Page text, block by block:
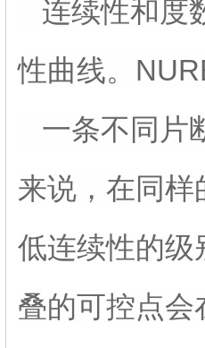
连续性和度
性曲线。
一条不同片
来说，在同
低连续性的级
叠的可控点